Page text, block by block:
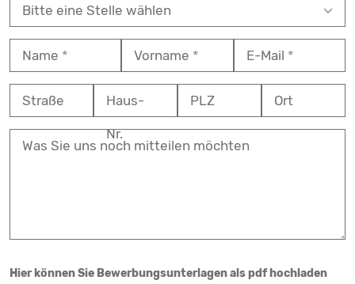
Name Vorname E-Mail
Straße Haus-
Nr.
PLZ Ort
Was Sie uns noch mitteilen möchten
Hier können Sie Bewerbungsunterlagen als pdf hochladen